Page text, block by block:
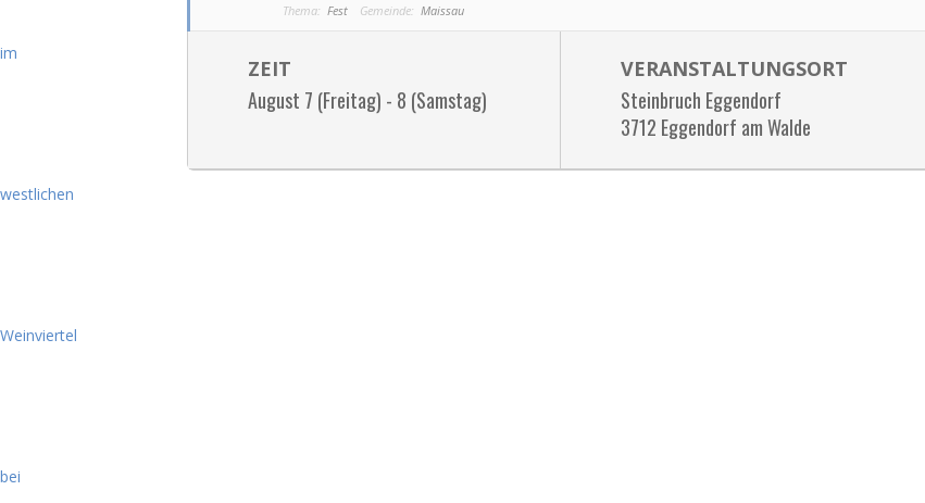
Thema: Fest Gemeinde: Maissau
ZEIT
August 7 (Freitag) - 8 (Samstag)
VERANSTALTUNGSORT
Steinbruch Eggendorf
3712 Eggendorf am Walde